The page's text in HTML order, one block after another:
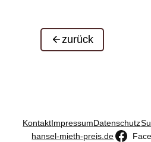
zurück
KontaktImpressumDatenschutz
hansel-mieth-preis.de